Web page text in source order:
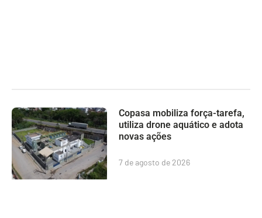
Copasa mobiliza força-tarefa,
utiliza drone aquático e adota
novas ações
7 de agosto de 2026